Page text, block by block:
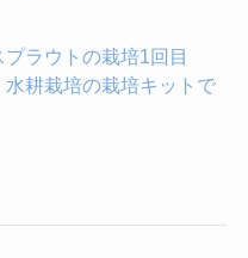
プラウトの栽培1回目
耕栽培の栽培キットで